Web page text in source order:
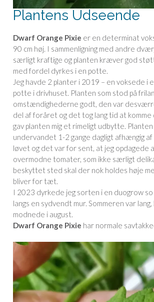
Plantens Udseende
Dwarf Orange Pixie er en determinat
90 cm høj. I sammenligning med andre
særligt kraftige og planten kræver god
med fordel dyrkes i en potte.
Jeg havde 2 planter i 2019 – en voksede i
potte i drivhuset. Planten som stod på
omstændighederne godt, den var
del af foråret og det tog lang tid at
gav planten mig et rimeligt udbytte.
undervandet 1-2 gange dagligt afhængig
løvet og det var for sent, at jeg opdagede
overmodne tomater, som ikke særligt
beskyttet sted skal der nok holdes høje
bliver for tæt.
I 2023 dyrkede jeg sorten i en duogrow
langs en sydvendt mur. Sommeren var
modnede i august.
Dwarf Orange Pixie har normale